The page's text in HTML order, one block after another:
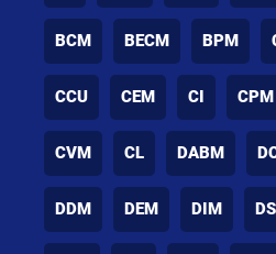
BCM BECM BPM
CCU CEM CI CPM
CVM CL DABM
DDM DEM DIM